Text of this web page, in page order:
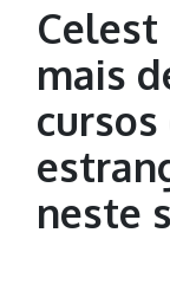
Celest
mais
neste